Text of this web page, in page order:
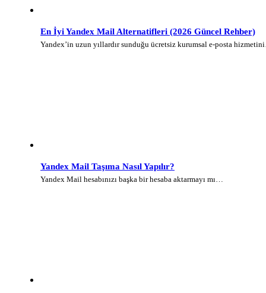
En İyi Yandex Mail Alternatifleri (2026 Güncel Rehber)
Yandex’in uzun yıllardır sunduğu ücretsiz kurumsal e-posta
Yandex Mail Taşıma Nasıl Yapılır?
Yandex Mail hesabınızı başka bir hesaba aktarmayı mı…